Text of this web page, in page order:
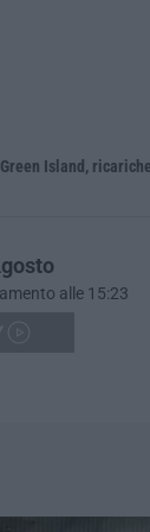
alle 15:23